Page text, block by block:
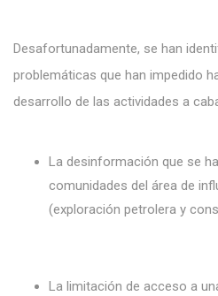
Desafortunadamente, se han
problemáticas que han impedido
desarrollo de las actividades a
La desinformación que se
comunidades del área de
(exploración petrolera y
La limitación de acceso a